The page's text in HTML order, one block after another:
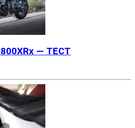
— ТЕСТ